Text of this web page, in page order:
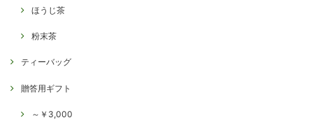
ほうじ茶
粉末茶
ティーバッグ
贈答用ギフト
～￥3,000